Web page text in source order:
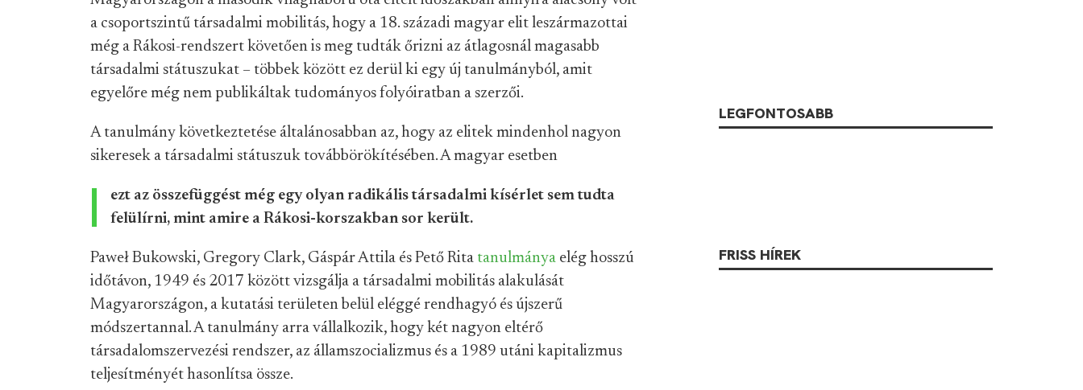
a csoportszintű társadalmi mobilitás, hogy a 18. századi magyar elit leszármazottai
még a Rákosi-rendszert követően is meg tudták őrizni az átlagosnál magasabb
társadalmi státuszukat – többek között ez derül ki egy új tanulmányból, amit
egyelőre még nem publikáltak tudományos folyóiratban a szerzői.
A tanulmány következtetése általánosabban az, hogy az elitek mindenhol nagyon
sikeresek a társadalmi státuszuk továbbörökítésében. A magyar esetben
ezt az összefüggést még egy olyan radikális társadalmi kísérlet sem tudta
felülírni, mint amire a Rákosi-korszakban sor került.
Paweł Bukowski, Gregory Clark, Gáspár Attila és Pető Rita tanulmánya elég hosszú
időtávon, 1949 és 2017 között vizsgálja a társadalmi mobilitás alakulását
Magyarországon, a kutatási területen belül eléggé rendhagyó és újszerű
módszertannal. A tanulmány arra vállalkozik, hogy két nagyon eltérő
társadalomszervezési rendszer, az államszocializmus és a 1989 utáni kapitalizmus
teljesítményét hasonlítsa össze.
LEGFONTOSABB
FRISS HÍREK